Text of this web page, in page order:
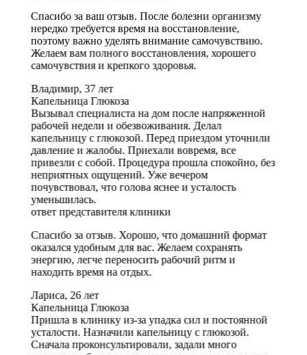
Спасибо за ваш отзыв. После болезни организму
нередко требуется время на восстановление,
поэтому важно уделять внимание самочувствию.
Желаем вам полного восстановления, хорошего
самочувствия и крепкого здоровья.
Владимир, 37 лет
Капельница Глюкоза
Вызывал специалиста на дом после напряженной
рабочей недели и обезвоживания. Делал
капельницу с глюкозой. Перед приездом уточнили
давление и жалобы. Приехали вовремя, все
привезли с собой. Процедура прошла спокойно, без
неприятных ощущений. Уже вечером
почувствовал, что голова яснее и усталость
уменьшилась.
ответ представителя клиники
Спасибо за отзыв. Хорошо, что домашний формат
оказался удобным для вас. Желаем сохранять
энергию, легче переносить рабочий ритм и
находить время на отдых.
Лариса, 26 лет
Капельница Глюкоза
Пришла в клинику из-за упадка сил и постоянной
усталости. Назначили капельницу с глюкозой.
Сначала проконсультировали, задали много